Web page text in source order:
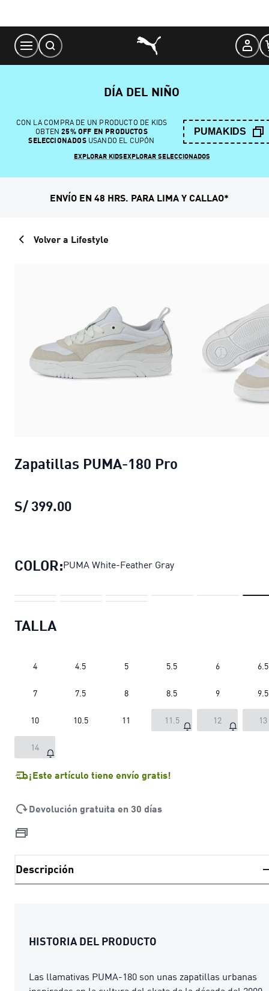
Content
DÍA DEL NIÑO
CON LA COMPRA DE UN PRODUCTO DE KIDS
OBTEN 25% OFF EN PRODUCTOS
SELECCIONADOSUSANDO EL CUPÓN
PUMAKIDS
EXPLORAR KIDSEXPLORAR SELECCIONADOS
ENVÍO EN 48 HRS. PARA LIMA Y CALLAO*
Volver a Lifestyle
Zapatillas PUMA-180 Pro
S/ 399.00
COLOR:PUMA White-Feather Gray
TALLA
4 4.5 5 5.5 6 6.5
7 7.5 8 8.5 9 9.5
10 10.5 11 11.5 12 13
14
¡Este artículo tiene envío gratis!
Devolución gratuita en 30 días
Descripción
HISTORIA DEL PRODUCTO
Las llamativas PUMA-180 son unas zapatillas urbanas